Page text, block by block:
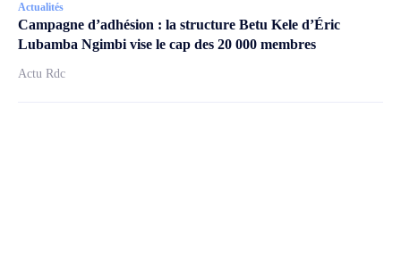
Actualités
Campagne d’adhésion : la structure Betu Kele d’Éric
Lubamba Ngimbi vise le cap des 20 000 membres
Actu Rdc